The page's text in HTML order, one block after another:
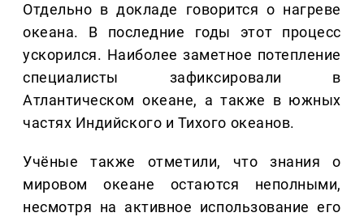
Отдельно в докладе говорится о нагреве
океана. В последние годы этот процесс
ускорился. Наиболее заметное потепление
специалисты зафиксировали в
Атлантическом океане, а также в южных
частях Индийского и Тихого океанов.
Учёные также отметили, что знания о
мировом океане остаются неполными,
несмотря на активное использование его